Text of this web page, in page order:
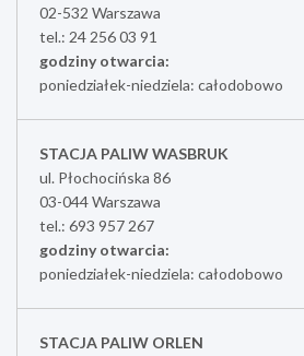
02-532 Warszawa
tel.: 24 256 03 91
godziny otwarcia:
poniedziałek-niedziela: całodobowo
STACJA PALIW WASBRUK
ul. Płochocińska 86
03-044 Warszawa
tel.: 693 957 267
godziny otwarcia:
poniedziałek-niedziela: całodobowo
STACJA PALIW ORLEN